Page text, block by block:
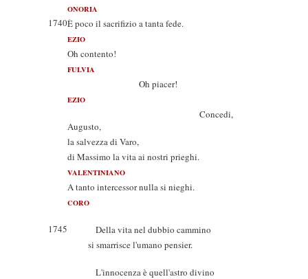
ONORIA
1740È poco il sacrifizio a tanta fede.
EZIO
Oh contento!
FULVIA
Oh piacer!
EZIO
Concedi,
Augusto,
la salvezza di Varo,
di Massimo la vita ai nostri prieghi.
VALENTINIANO
A tanto intercessor nulla si nieghi.
CORO
1745
Della vita nel dubbio cammino
si smarrisce l'umano pensier.
L'innocenza è quell'astro divino